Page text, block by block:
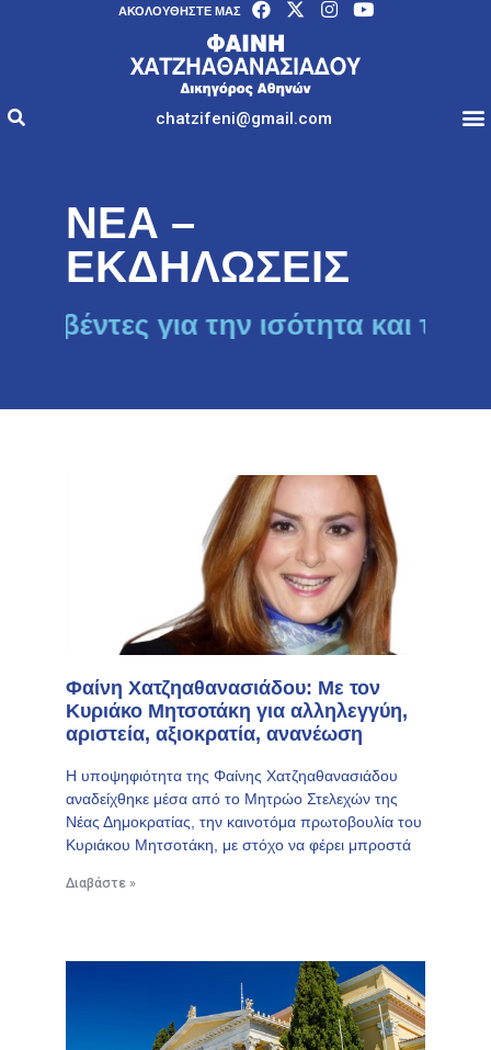
AΚΟΛΟΥΘΉΣΤΕ ΜΑΣ
chatzifeni@gmail.com
ΝΕΑ –
ΕΚΔΗΛΩΣΕΙΣ
για την ισότητα και τη
Φαίνη Χατζηαθανασιάδου: Με τον
Κυριάκο Μητσοτάκη για αλληλεγγύη,
αριστεία, αξιοκρατία, ανανέωση
Η υποψηφιότητα της Φαίνης Χατζηαθανασιάδου
αναδείχθηκε μέσα από το Μητρώο Στελεχών της
Νέας Δημοκρατίας, την καινοτόμα πρωτοβουλία του
Κυριάκου Μητσοτάκη, με στόχο να φέρει μπροστά
Διαβάστε »